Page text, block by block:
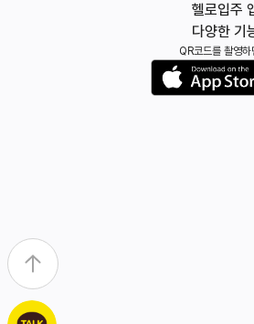
헬로입주
다양한 기
QR코드를 촬영